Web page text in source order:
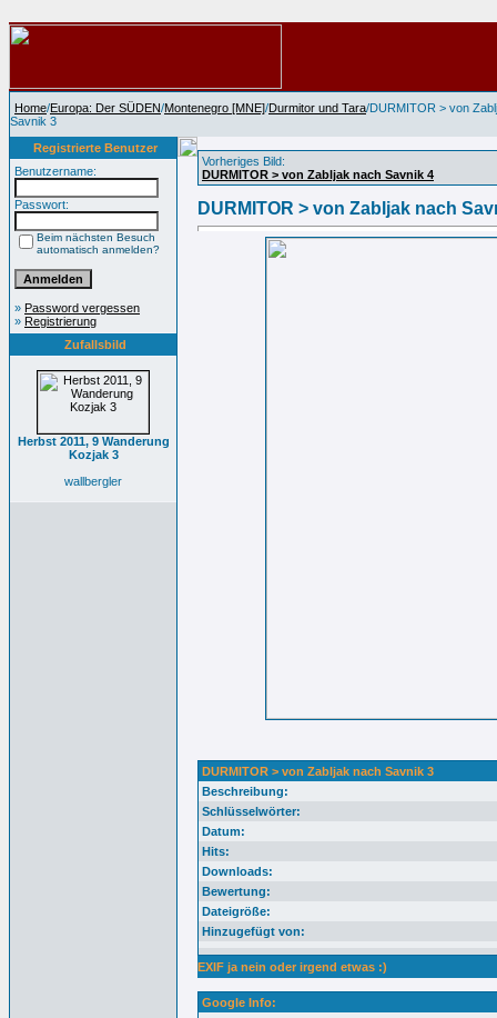
Home/Europa: Der SÜDEN/Montenegro [MNE]/Durmitor und Tara/DURMITOR > von
Savnik 3
Registrierte Benutzer
Benutzername:
Passwort:
Beim nächsten Besuch
automatisch anmelden?
» Password vergessen
» Registrierung
Zufallsbild
Herbst 2011, 9 Wanderung
Kozjak 3
wallbergler
Vorheriges Bild:
DURMITOR > von Zabljak nach Savnik 4
DURMITOR > von Zabljak nach
DURMITOR > von Zabljak nach Savnik 3
Beschreibung:
Schlüsselwörter:
Datum:
Hits:
Downloads:
Bewertung:
Dateigröße:
Hinzugefügt von:
EXIF ja nein oder irgend etwas :)
Google Info: